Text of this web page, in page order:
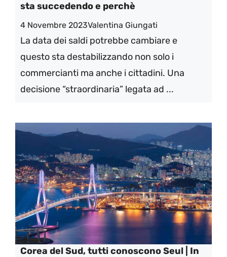
sta succedendo e perchè
4 Novembre 2023Valentina Giungati
La data dei saldi potrebbe cambiare e
questo sta destabilizzando non solo i
commercianti ma anche i cittadini. Una
decisione “straordinaria” legata ad ...
Corea del Sud, tutti conoscono Seul | In